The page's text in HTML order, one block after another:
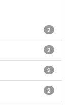
2
2
2
2